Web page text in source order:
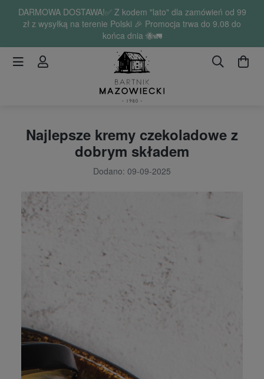
DARMOWA DOSTAWA!✅ Z kodem "lato" dla zamówień od 99
zł z wysyłką na terenie Polski 🎉 Promocja trwa do 9.08 do
końca dnia 🐝🚛
Najlepsze kremy czekoladowe z
dobrym składem
Dodano: 09-09-2025